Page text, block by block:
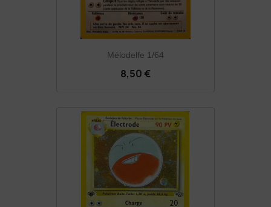
Mélodelfe 1/64
8,50 €